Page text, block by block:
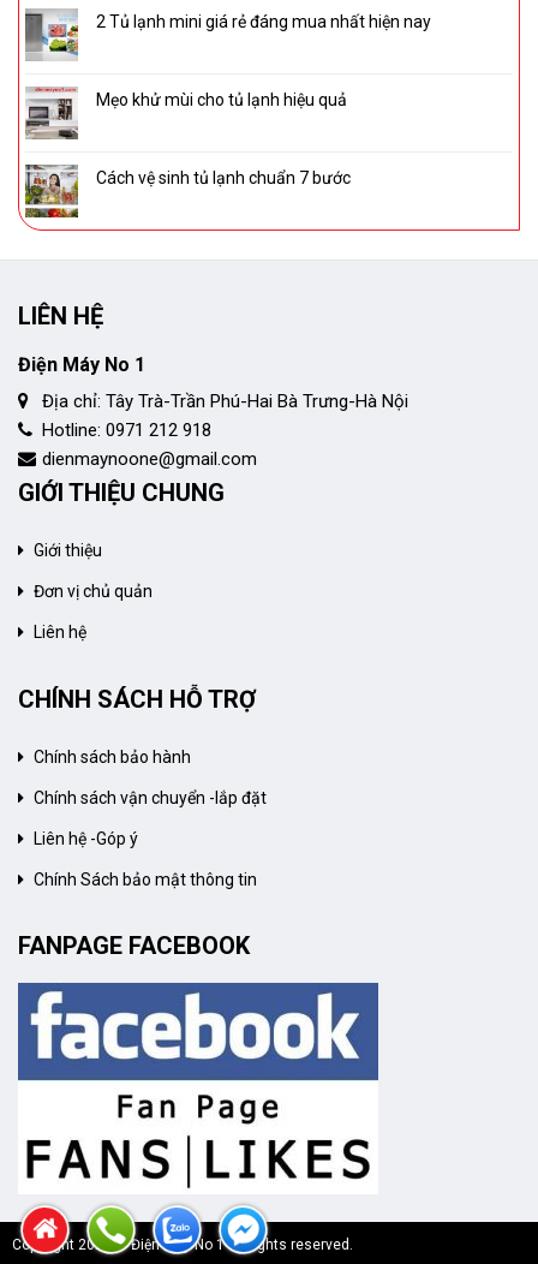
2 Tủ lạnh mini giá rẻ đáng mua nhất hiện nay
Mẹo khử mùi cho tủ lạnh hiệu quả
Cách vệ sinh tủ lạnh chuẩn 7 bước
LIÊN HỆ
Điện Máy No 1
Địa chỉ: Tây Trà-Trần Phú-Hai Bà Trưng-Hà Nội
Hotline: 0971 212 918
dienmaynoone@gmail.com
GIỚI THIỆU CHUNG
Giới thiệu
Đơn vị chủ quản
Liên hệ
CHÍNH SÁCH HỖ TRỢ
Chính sách bảo hành
Chính sách vận chuyển -lắp đặt
Liên hệ -Góp ý
Chính Sách bảo mật thông tin
FANPAGE FACEBOOK
Copyright 2020 © Điện Máy No 1 All rights reserved.